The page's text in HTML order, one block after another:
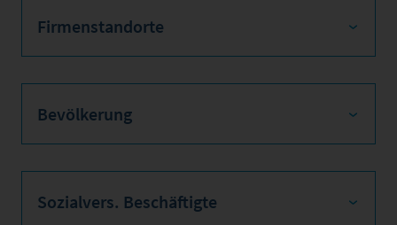
Firmenstandorte
Bevölkerung
Sozialvers. Beschäftigte